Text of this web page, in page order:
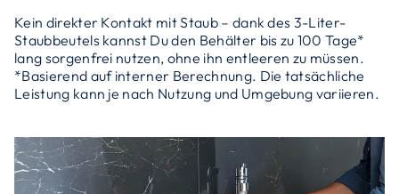
Kein direkter Kontakt mit Staub – dank des 3-Liter-
Staubbeutels kannst Du den Behälter bis zu 100 Tage*
lang sorgenfrei nutzen, ohne ihn entleeren zu müssen.
*Basierend auf interner Berechnung. Die tatsächliche
Leistung kann je nach Nutzung und Umgebung variieren.